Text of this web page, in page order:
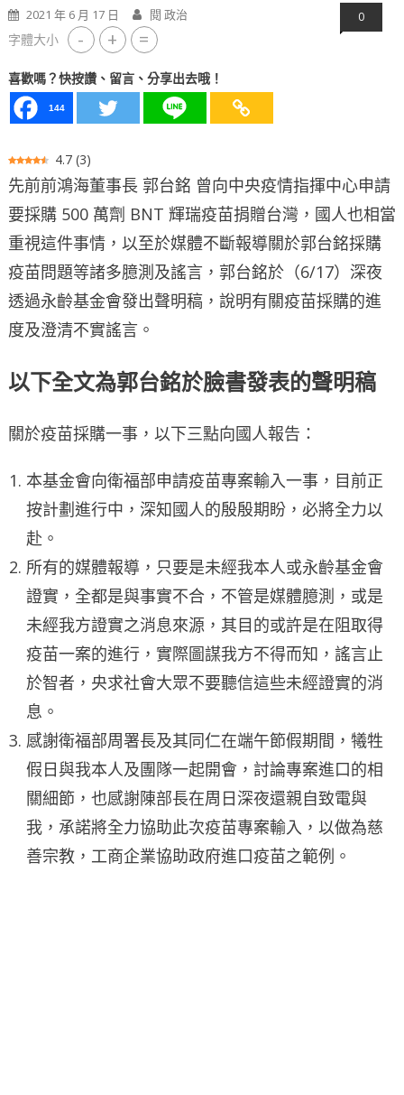
2021 年 6 月 17 日 閱 政治 0
字體大小 - + =
喜歡嗎？快按讚、留言、分享出去哦！
144
4.7 (3)
先前前鴻海董事長 郭台銘 曾向中央疫情指揮中心申請
要採購 500 萬劑 BNT 輝瑞疫苗捐贈台灣，國人也相當
重視這件事情，以至於媒體不斷報導關於郭台銘採購
疫苗問題等諸多臆測及謠言，郭台銘於（6/17）深夜
透過永齡基金會發出聲明稿，說明有關疫苗採購的進
度及澄清不實謠言。
以下全文為郭台銘於臉書發表的聲明稿
關於疫苗採購一事，以下三點向國人報告：
本基金會向衛福部申請疫苗專案輸入一事，目前正
按計劃進行中，深知國人的殷殷期盼，必將全力以
赴。
所有的媒體報導，只要是未經我本人或永齡基金會
證實，全都是與事實不合，不管是媒體臆測，或是
未經我方證實之消息來源，其目的或許是在阻取得
疫苗一案的進行，實際圖謀我方不得而知，謠言止
於智者，央求社會大眾不要聽信這些未經證實的消
息。
感謝衛福部周署長及其同仁在端午節假期間，犧牲
假日與我本人及團隊一起開會，討論專案進口的相
關細節，也感謝陳部長在周日深夜還親自致電與
我，承諾將全力協助此次疫苗專案輸入，以做為慈
善宗教，工商企業協助政府進口疫苗之範例。